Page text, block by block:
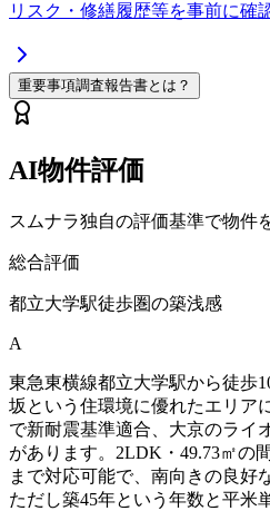
リスク・修繕履歴等を事前に確
重要事項調査報告書とは？
AI物件評価
スムナラ独自の評価基準で物件
総合評価
都立大学駅徒歩圏の築浅感
A
東急東横線都立大学駅から徒歩
坂という住環境に優れたエリア
で新耐震基準適合、大京のライ
があります。2LDK・49.73㎡の
まで対応可能で、南向きの良好
ただし築45年という年数と平米